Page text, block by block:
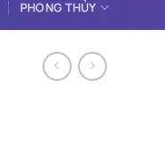
PHONG THỦY